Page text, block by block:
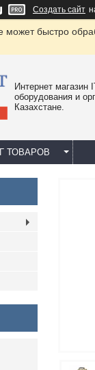
Создать сайт
может быстро
Интернет магазин
оборудования и
Казахстане.
ТОВАРОВ